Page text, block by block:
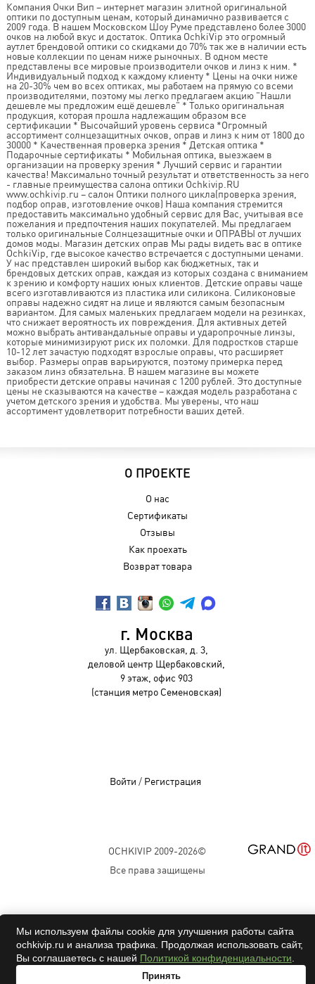
Компания Очки Вип – интернет магазин элитной оригинальной
оптики по доступным ценам, который динамично развивается с
2009 года. В нашем Московском Шоу Руме представлено более 3000
очков на любой вкус и достаток. Оптика OchkiVip это огромный
аутлет брендовой оптики со скидками до 70% так же в наличии есть
новые коллекции по ценам ниже рыночных. В одном месте
представлены все мировые производители очков и линз к ним. *
Индивидуальный подход к каждому клиенту * Цены на очки ниже
на 20-30% чем во всех оптиках, мы работаем на прямую со всеми
производителями, поэтому мы легко предлагаем акцию "Нашли
дешевле мы предложим ещё дешевле" * Только оригинальная
продукция, которая прошла надлежащим образом все
сертификации * Высочайший уровень сервиса *Огромный
ассортимент солнцезащитных очков, оправ и линз к ним от 1800 до
30000 * Качественная проверка зрения * Детская оптика *
Подарочные сертификаты * Мобильная оптика, выезжаем в
организации на проверку зрения * Лучший сервис и гарантии
качества! Максимально точный результат и ответственность за него
- главные преимущества салона оптики Ochkivip.RU
www.ochkivip.ru – салон Оптики полного цикла(проверка зрения,
подбор оправ, изготовление очков) Наша компания стремится
предоставить максимально удобный сервис для Вас, учитывая все
пожелания и предпочтения наших покупателей. Мы предлагаем
только оригинальные Солнцезащитные очки и ОПРАВЫ от лучших
домов моды. Магазин детских оправ Мы рады видеть вас в оптике
OchkiVip, где высокое качество встречается с доступными ценами.
У нас представлен широкий выбор как бюджетных, так и
брендовых детских оправ, каждая из которых создана с вниманием
к зрению и комфорту наших юных клиентов. Детские оправы чаще
всего изготавливаются из пластика или силикона. Силиконовые
оправы надежно сидят на лице и являются самым безопасным
вариантом. Для самых маленьких предлагаем модели на резинках,
что снижает вероятность их повреждения. Для активных детей
можно выбрать антивандальные оправы и ударопрочные линзы,
которые минимизируют риск их поломки. Для подростков старше
10-12 лет зачастую подходят взрослые оправы, что расширяет
выбор. Размеры оправ варьируются, поэтому примерка перед
заказом линз обязательна. В нашем магазине вы можете
приобрести детские оправы начиная с 1200 рублей. Это доступные
цены не сказываются на качестве – каждая модель разработана с
учетом детского зрения и удобства. Мы уверены, что наш
ассортимент удовлетворит потребности ваших детей.
О ПРОЕКТЕ
О нас
Сертификаты
Отзывы
Как проехать
Возврат товара
г. Москва
ул. Щербаковская, д. 3,
деловой центр Щербаковский,
9 этаж, офис 903
(станция метро Семеновская)
Войти / Регистрация
OCHKIVIP 2009-2026©
Все права защищены
Мы используем файлы cookie для улучшения работы сайта
ochkivip.ru и анализа трафика. Продолжая использовать сайт,
Вы соглашаетесь с нашей Политикой конфиденциальности
Принять